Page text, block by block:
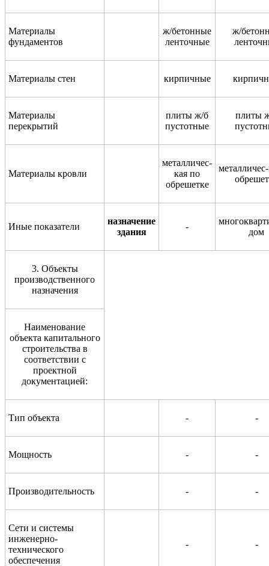
Материалы
фундаментов
ж/бетонные
ленточные
ж/
Материалы стен кирпичные
Материалы
перекрытий
плиты ж/б
пустотные
плиты
Материалы кровли
металличес-
кая по
обрешетке
Иные показатели
назначение
здания
-
дом
3. Объекты
производственного
назначения
Наименование
объекта капитального
строительства в
соответствии с
проектной
документацией:
Тип объекта - -
Мощность - -
Производительность - -
Сети и системы
инженерно-
технического
обеспечения
- -